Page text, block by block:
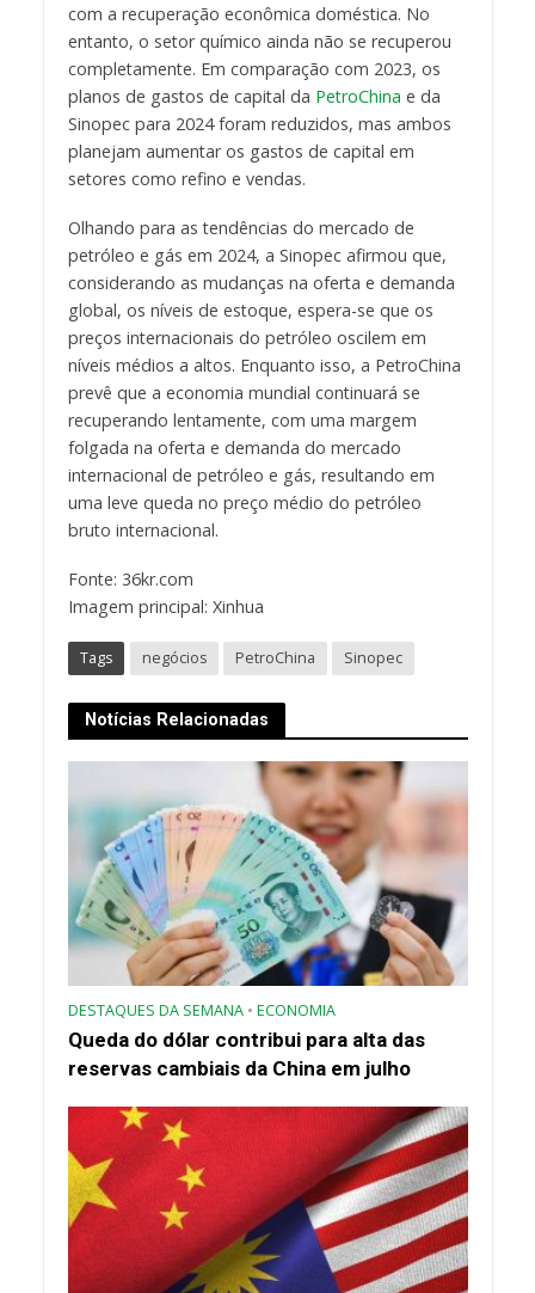
com a recuperação econômica doméstica. No
entanto, o setor químico ainda não se recuperou
completamente. Em comparação com 2023, os
planos de gastos de capital da PetroChina e da
Sinopec para 2024 foram reduzidos, mas ambos
planejam aumentar os gastos de capital em
setores como refino e vendas.
Olhando para as tendências do mercado de
petróleo e gás em 2024, a Sinopec afirmou que,
considerando as mudanças na oferta e demanda
global, os níveis de estoque, espera-se que os
preços internacionais do petróleo oscilem em
níveis médios a altos. Enquanto isso, a PetroChina
prevê que a economia mundial continuará se
recuperando lentamente, com uma margem
folgada na oferta e demanda do mercado
internacional de petróleo e gás, resultando em
uma leve queda no preço médio do petróleo
bruto internacional.
Fonte: 36kr.com
Imagem principal: Xinhua
Tags negócios PetroChina Sinopec
Notícias Relacionadas
DESTAQUES DA SEMANA • ECONOMIA
Queda do dólar contribui para alta das
reservas cambiais da China em julho